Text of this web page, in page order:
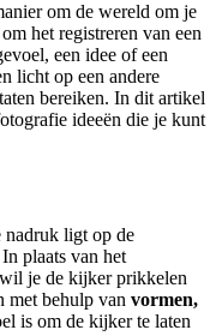
om de wereld om je
het registreren van een
een idee of een
licht op een andere
bereiken. In dit artikel
ideeën die je kunt
nadruk ligt op de
plaats van het
je de kijker prikkelen
met behulp van vormen,
is om de kijker te laten